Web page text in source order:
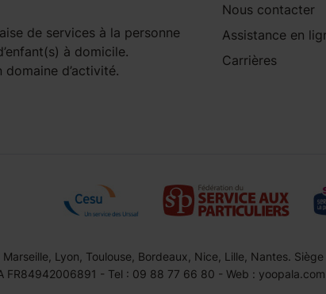
de services à la personne
à domicile.
d’activité.
Nous contacter
Assistance en
Carrières
Lyon, Toulouse, Bordeaux, Nice, Lille, Nantes.
- Tel : 09 88 77 66 80 - Web :